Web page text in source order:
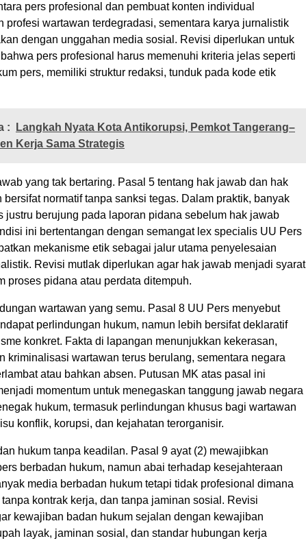
pers profesional dan pembuat konten individual
profesi wartawan terdegradasi, sementara karya jurnalistik
dengan unggahan media sosial. Revisi diperlukan untuk
pers profesional harus memenuhi kriteria jelas seperti
pers, memiliki struktur redaksi, tunduk pada kode etik
:
Langkah Nyata Kota Antikorupsi, Pemkot Tangerang–
Kerja Sama Strategis
yang tak bertaring. Pasal 5 tentang hak jawab dan hak
bersifat normatif tanpa sanksi tegas. Dalam praktik, banyak
justru berujung pada laporan pidana sebelum hak jawab
ini bertentangan dengan semangat lex specialis UU Pers
mekanisme etik sebagai jalur utama penyelesaian
Revisi mutlak diperlukan agar hak jawab menjadi syarat
proses pidana atau perdata ditempuh.
wartawan yang semu. Pasal 8 UU Pers menyebut
perlindungan hukum, namun lebih bersifat deklaratif
konkret. Fakta di lapangan menunjukkan kekerasan,
kriminalisasi wartawan terus berulang, sementara negara
atau bahkan absen. Putusan MK atas pasal ini
momentum untuk menegaskan tanggung jawab negara
hukum, termasuk perlindungan khusus bagi wartawan
konflik, korupsi, dan kejahatan terorganisir.
hukum tanpa keadilan. Pasal 9 ayat (2) mewajibkan
berbadan hukum, namun abai terhadap kesejahteraan
media berbadan hukum tetapi tidak profesional dimana
kontrak kerja, dan tanpa jaminan sosial. Revisi
kewajiban badan hukum sejalan dengan kewajiban
layak, jaminan sosial, dan standar hubungan kerja